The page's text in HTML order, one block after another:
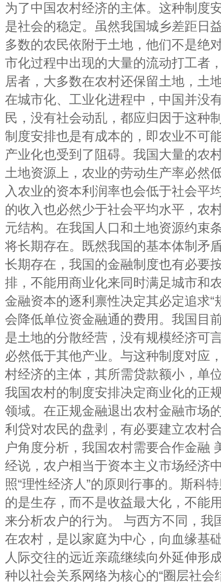
为了中国农村经济的主体。这种制度
是社会的稳定。虽然我国城乡差距日
多数的农民依附于土地，他们不是绝
市化过程中出现的大量的流动打工者
居者，大多数在农村还保留土地，土
在城市化、工业化进程中，中国并没
民，没有社会动乱，都应归因于这种
制度安排也是有成本的，即农业不可
产业化也受到了阻碍。我国大量的农
土地资源上，农业的劳动生产率必然
入农业的资本利润率也会低于社会平
的收入也必然少于社会平均水平，农
元结构。在我国人口和土地资源约束
将长期存在。既然我国的基本体制矛
长期存在，我国的金融制度也有必要
排，不能用商业化来同时满足城市和
金融资本的逐利禀性决定其必定追求“
会降低单位资金融通的费用。我国目
是土地的分散经营，没有规模经济可
必然低于其他产业。与这种制度对应
村经济的主体，其所需贷款额小，单
我国农村的制度安排决定商业化的正
领域。在正规金融退出农村金融市场
利贷对农民的盘剥，有必要建立农村
户角度分析，我国农村需要合作金融
经说，农户相当于资本主义市场经济
照“理性经济人”的原则行事的。斯科
的是生存，而不是收益最大化，不能
来分析农户的行为。 与西方不同，我
在农村，是以家庭为中心，向血缘基
人际交往的远近亲疏继续向外延伸形
种以社会关系网络为核心的“圈层社会